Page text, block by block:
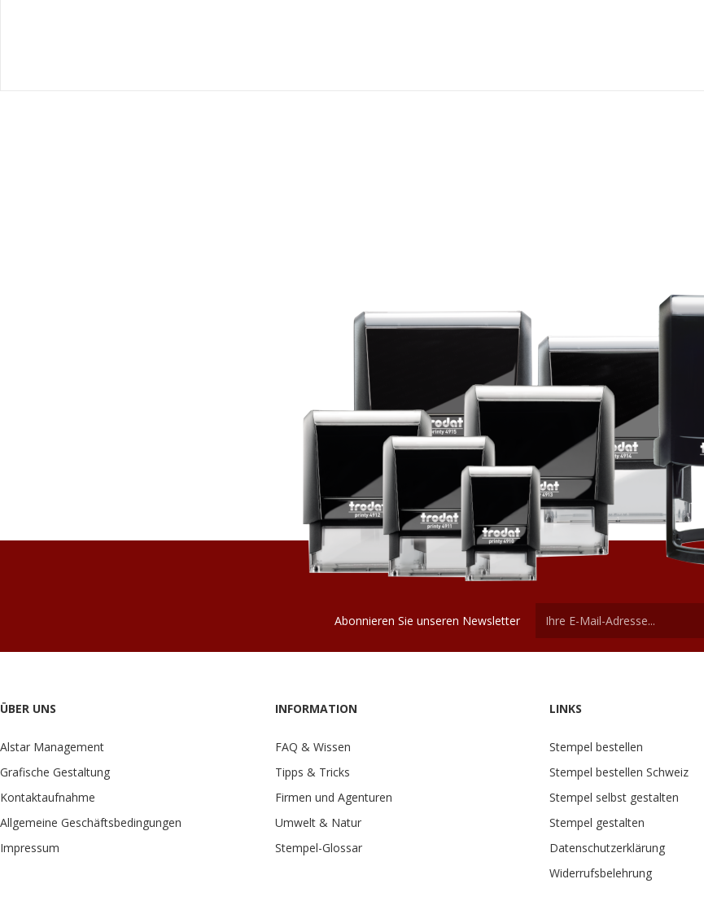
Abonnieren Sie unseren Newsletter
ÜBER UNS
Alstar Management
Grafische Gestaltung
Kontaktaufnahme
Allgemeine Geschäftsbedingungen
Impressum
INFORMATION
FAQ & Wissen
Tipps & Tricks
Firmen und Agenturen
Umwelt & Natur
Stempel-Glossar
LINKS
Stempel bestellen
Stempel bestellen Schweiz
Stempel selbst gestalten
Stempel gestalten
Datenschutzerklärung
Widerrufsbelehrung